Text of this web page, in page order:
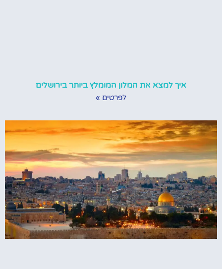
איך למצא את המלון המומלץ ביותר בירושלים
לפרטים »